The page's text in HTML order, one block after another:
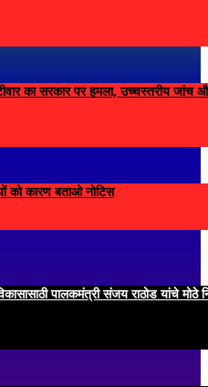
का सरकार पर हमला, उच्चस्तरीय जांच
को कारण बताओ नोटिस
पालकमंत्री संजय राठोड यांचे मोठे